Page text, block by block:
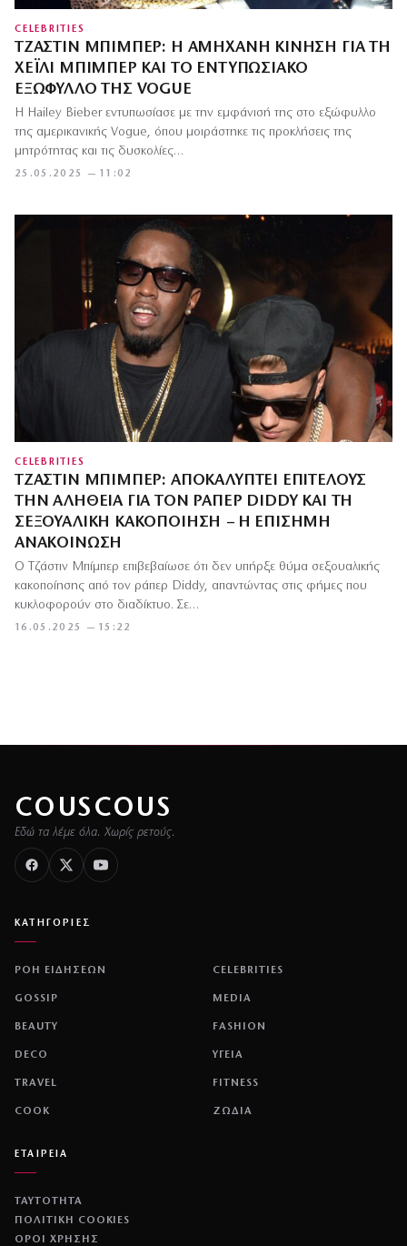
CELEBRITIES
ΤΖΆΣΤΙΝ ΜΠΊΜΠΕΡ: Η ΑΜΉΧΑΝΗ ΚΊΝΗΣΗ ΓΙΑ ΤΗ
ΧΈΙΛΙ ΜΠΊΜΠΕΡ ΚΑΙ ΤΟ ΕΝΤΥΠΩΣΙΑΚΌ
ΕΞΏΦΥΛΛΟ ΤΗΣ VOGUE
25.05.2025 — 11:02
Η Hailey Bieber εντυπωσίασε με την εμφάνισή της στο εξώφυλλο
της αμερικανικής Vogue, όπου μοιράστηκε τις προκλήσεις της
μητρότητας και τις δυσκολίες…
CELEBRITIES
ΤΖΆΣΤΙΝ ΜΠΊΜΠΕΡ: ΑΠΟΚΑΛΎΠΤΕΙ ΕΠΙΤΈΛΟΥΣ
ΤΗΝ ΑΛΉΘΕΙΑ ΓΙΑ ΤΟΝ ΡΆΠΕΡ DIDDY ΚΑΙ ΤΗ
ΣΕΞΟΥΑΛΙΚΉ ΚΑΚΟΠΟΊΗΣΗ – Η ΕΠΊΣΗΜΗ
ΑΝΑΚΟΊΝΩΣΗ
16.05.2025 — 15:22
Ο Τζάστιν Μπίμπερ επιβεβαίωσε ότι δεν υπήρξε θύμα σεξουαλικής
κακοποίησης από τον ράπερ Diddy, απαντώντας στις φήμες που
κυκλοφορούν στο διαδίκτυο. Σε…
COUSCOUS
Εδώ τα λέμε όλα. Χωρίς ρετούς.
ΚΑΤΗΓΟΡΙΕΣ
ΡΟΗ ΕΙΔΗΣΕΩΝ CELEBRITIES
GOSSIP MEDIA
BEAUTY FASHION
DECO ΥΓΕΙΑ
TRAVEL FITNESS
COOK ΖΩΔΙΑ
ΕΤΑΙΡΕΙΑ
ΤΑΥΤΟΤΗΤΑ
ΠΟΛΙΤΙΚΉ COOKIES
ΌΡΟΙ ΧΡΉΣΗΣ